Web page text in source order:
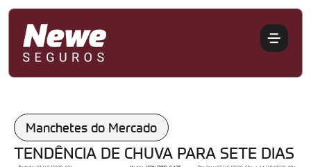
Manchetes do Mercado
TENDÊNCIA DE CHUVA PARA SETE DIAS